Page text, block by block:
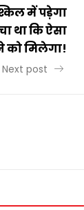
में पड़ेगा
था कि ऐसा
को मिलेगा!
Next post